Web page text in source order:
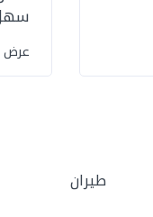
طيران